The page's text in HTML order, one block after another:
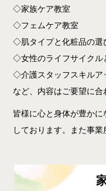
◇家族ケア教室
◇フェムケア教室
◇肌タイプと化粧品の選
◇女性のライフサイクル
◇介護スタッフスキルア
など、内容はご要望に合
皆様に心と身体が豊か
しております。また事業